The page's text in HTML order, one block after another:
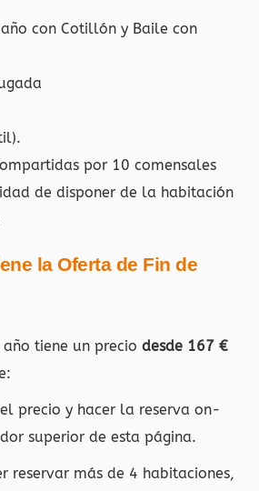
con Cotillón y Baile con
por 10 comensales
de disponer de la habitación
la Oferta de Fin de
tiene un precio desde 167 €
precio y hacer la reserva on-
superior de esta página.
reservar más de 4 habitaciones,